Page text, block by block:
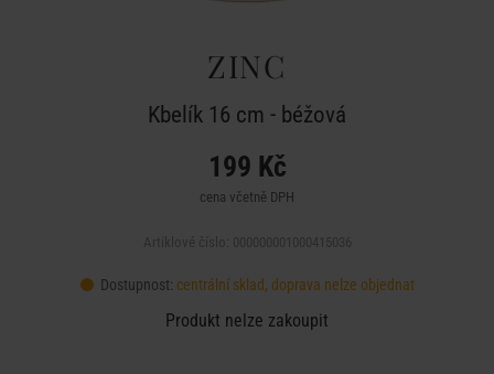
ZINC
Kbelík 16 cm - béžová
199 Kč
cena včetně DPH
Dostupnost: centrální sklad, doprava nelze objednat
Produkt nelze zakoupit